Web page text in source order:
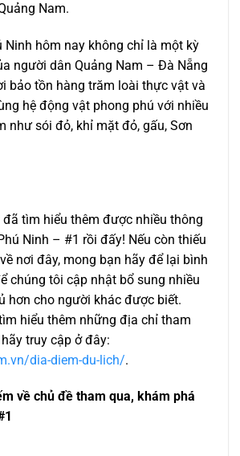
Nam.
Ninh hôm nay không chỉ là một kỳ
người dân Quảng Nam – Đà Nẵng
bảo tồn hàng trăm loài thực vật và
hệ động vật phong phú với nhiều
như sói đỏ, khỉ mặt đỏ, gấu, Sơn
tìm hiểu thêm được nhiều thông
Ninh – #1 rồi đấy! Nếu còn thiếu
nơi đây, mong bạn hãy để lại bình
chúng tôi cập nhật bổ sung nhiều
hơn cho người khác được biết.
hiểu thêm những địa chỉ tham
truy cập ở đây:
dia-diem-du-lich/.
về chủ đề tham qua, khám phá